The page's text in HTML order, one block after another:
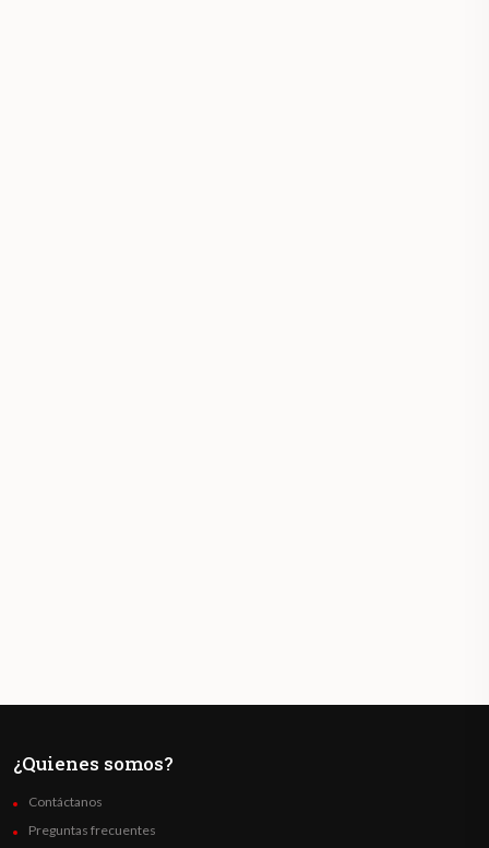
¿Quienes somos?
Contáctanos
Preguntas frecuentes